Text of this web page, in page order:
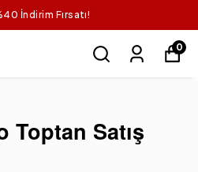
İndirim Fırsatı!
0
Toptan Satış